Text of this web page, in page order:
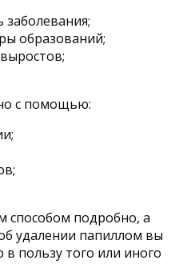
образований;
с помощью:
подробно, а
удалении папиллом вы
в пользу того или иного